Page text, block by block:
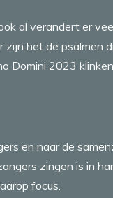
al verandert er
zijn het de psalmen
Domini 2023
en naar de
zingen is in
focus.